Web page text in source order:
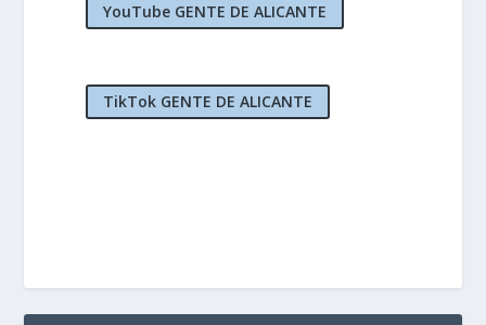
YouTube GENTE DE ALICANTE
TikTok GENTE DE ALICANTE